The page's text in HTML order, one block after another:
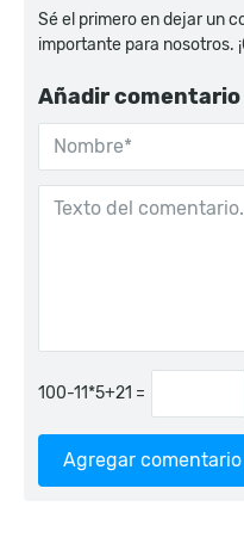
Sé el primero en dejar un
importante para nosotros.
Añadir comentario
=
Agregar comentario